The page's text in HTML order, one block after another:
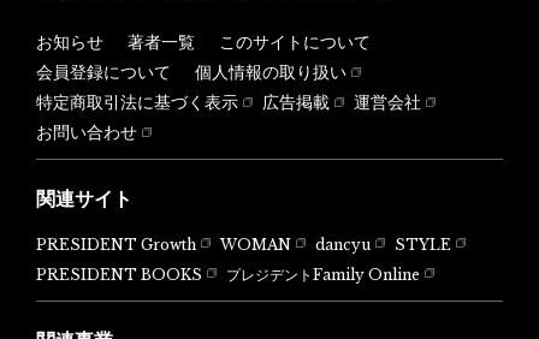
お知らせ 著者一覧
このサイトについて
会員登録について
個人情報の取り扱い
特定商取引法に基づく表示
広告掲載
運営会社
お問い合わせ
関連サイト
PRESIDENT Growth WOMAN dancyu
STYLE
PRESIDENT BOOKS
プレジデントFamily Online